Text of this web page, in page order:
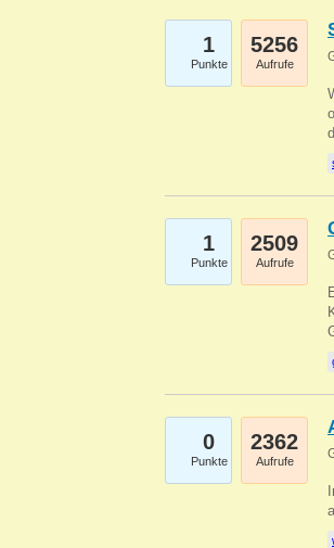
1
Punkte
5256
Aufrufe
1
Punkte
2509
Aufrufe
0
Punkte
2362
Aufrufe